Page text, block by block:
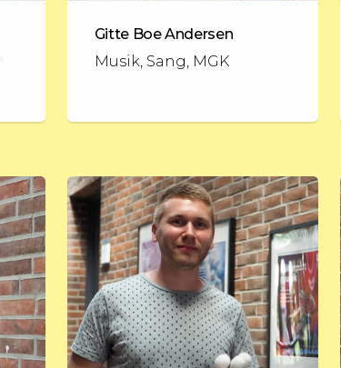
Gitte Boe Andersen
Musik, Sang, MGK